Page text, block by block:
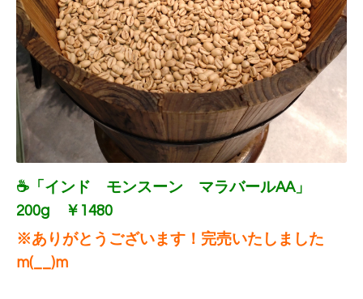
☕「インド モンスーン マラバールAA」
200g ￥1480
※ありがとうございます！完売いたしました
m(__)m